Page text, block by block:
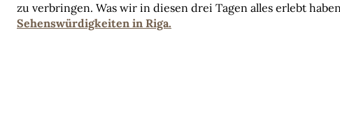
zu verbringen. Was wir in diesen drei Tagen alles erlebt
Sehenswürdigkeiten in Riga.